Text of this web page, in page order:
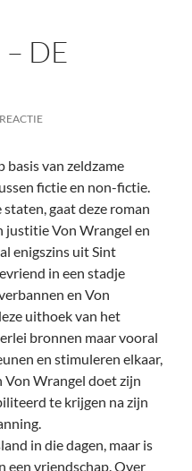
DE
van zeldzame
fictie en non-fictie.
gaat deze roman
justitie Von Wrangel en
enigszins uit Sint
in een stadje
en Von
uithoek van het
bronnen maar vooral
en stimuleren elkaar,
Von Wrangel doet zijn
te krijgen na zijn
in die dagen, maar is
een vriendschap. Over